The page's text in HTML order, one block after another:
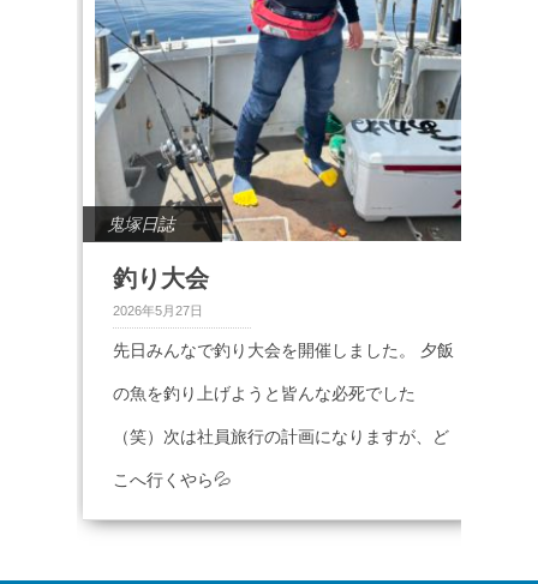
鬼塚日誌
釣り大会
2026年5月27日
先日みんなで釣り大会を開催しました。 夕飯
の魚を釣り上げようと皆んな必死でした
（笑）次は社員旅行の計画になりますが、ど
こへ行くやら💦